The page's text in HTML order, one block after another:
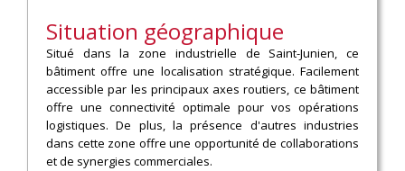
Situation géographique
Situé dans la zone industrielle de Saint-Junien, ce
bâtiment offre une localisation stratégique. Facilement
accessible par les principaux axes routiers, ce bâtiment
offre une connectivité optimale pour vos opérations
logistiques. De plus, la présence d'autres industries
dans cette zone offre une opportunité de collaborations
et de synergies commerciales.